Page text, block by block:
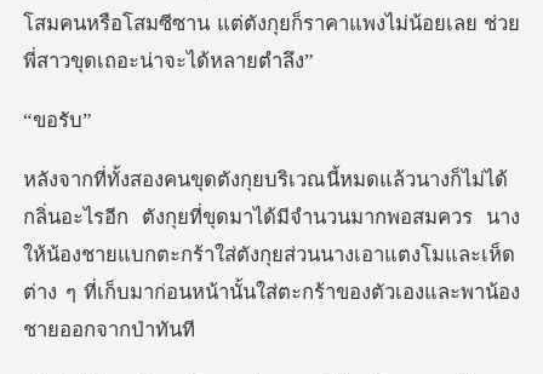
โสมคนหรือโสมซี
อร
่ขุดมาได้มีจำนวนมากพอสมควร นาง
ให้น้องชายแบกตะกร้าใส่ตังกุยส่วนนางเอาแตงโมและ